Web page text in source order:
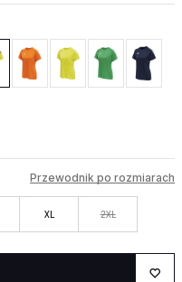
Przewodnik po rozmiarach
XL 2XL